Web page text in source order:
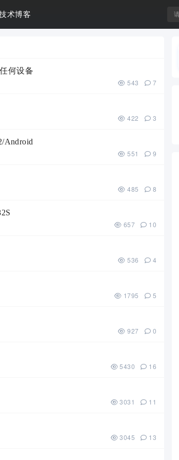
术博客
何设备
543 7
422 3
Android
551 9
485 8
657 10
536 4
1795 5
927 0
5430 16
3031 11
3045 13